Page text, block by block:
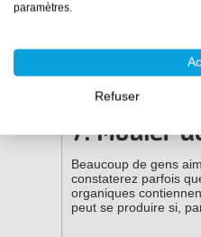
6.
Si le substrat est
petites îles dans
substrat. On peut
7. Mouler
Beaucoup de gens
constaterez parfois
organiques
peut se produire si,
paramètres.
Refuser